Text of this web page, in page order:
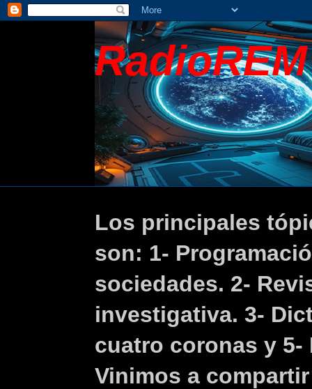
RadioREM
Los principales
son: 1-
sociedades. 2-
investigativa. 3-
cuatro coronas y 5-
Vinimos a